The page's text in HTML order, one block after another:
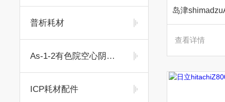
普析耗材
As-1-2有色院空心阴极灯
ICP耗材配件
查看详情